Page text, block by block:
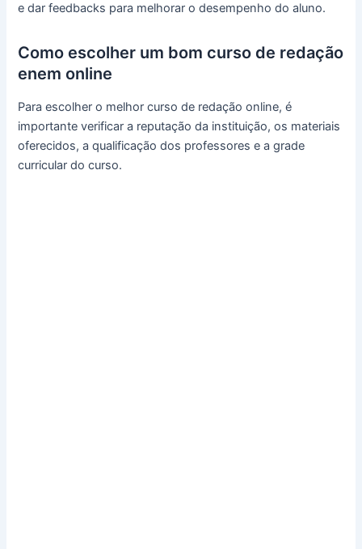
e dar feedbacks para melhorar o desempenho do aluno.
Como escolher um bom curso de redação
enem online
Para escolher o melhor curso de redação online, é
importante verificar a reputação da instituição, os materiais
oferecidos, a qualificação dos professores e a grade
curricular do curso.